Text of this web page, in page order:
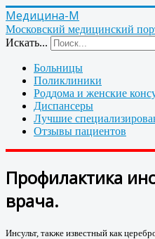
Медицина-М
Московский медицинский
Искать...
Больницы
Поликлиники
Роддома и женские
Диспансеры
Лучшие
Отзывы пациентов
Профилактика
врача.
Инсульт, также известный как